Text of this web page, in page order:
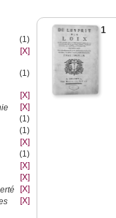
(1)
[X]
(1)
[X]
[X]
(1)
(1)
[X]
(1)
[X]
[X]
[X]
[X]
1